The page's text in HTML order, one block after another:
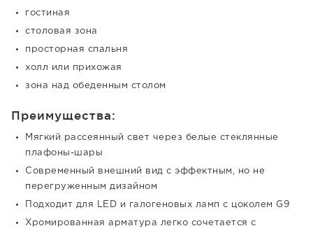
гостиная
столовая зона
просторная спальня
холл или прихожая
зона над обеденным столом
Преимущества:
Мягкий рассеянный свет через белые стеклянные
плафоны-шары
Современный внешний вид с эффектным, но не
перегруженным дизайном
Подходит для LED и галогеновых ламп с цоколем G9
Хромированная арматура легко сочетается с